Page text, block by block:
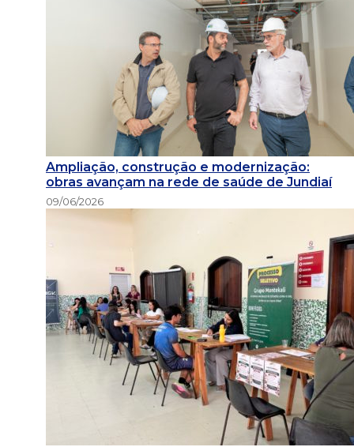
Ampliação, construção e modernização:
obras avançam na rede de saúde de Jundiaí
09/06/2026